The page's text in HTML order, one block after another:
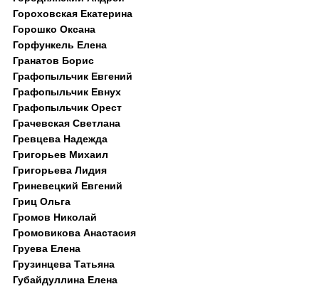
Гороховская Екатерина
Горошко Оксана
Горфункель Елена
Гранатов Борис
Графопыльчик Евгений
Графопыльчик Евнух
Графопыльчик Орест
Грачевская Светлана
Гревцева Надежда
Григорьев Михаил
Григорьева Лидия
Гриневецкий Евгений
Гриц Ольга
Громов Николай
Громовикова Анастасия
Груева Елена
Грузинцева Татьяна
Губайдуллина Елена